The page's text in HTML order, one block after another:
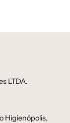
LTDA.
Higienópolis,